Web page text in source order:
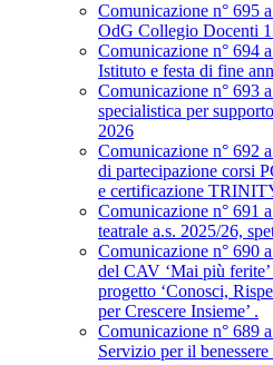
Comunicazione n° 695
OdG Collegio Docenti
Comunicazione n° 694
Istituto e festa di fine
Comunicazione n° 693
specialistica per
2026
Comunicazione n° 692
di partecipazione corsi
e certificazione
Comunicazione n° 691
teatrale a.s. 2025/26,
Comunicazione n° 690
del CAV ‘Mai più
progetto ‘Conosci,
per Crescere Insieme’ .
Comunicazione n° 689
Servizio per il